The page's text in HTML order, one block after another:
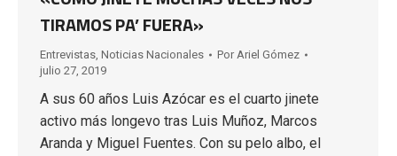
TIRAMOS PA’ FUERA»
Entrevistas, Noticias Nacionales Por Ariel Gómez
julio 27, 2019
A sus 60 años Luis Azócar es el cuarto jinete
activo más longevo tras Luis Muñoz, Marcos
Aranda y Miguel Fuentes. Con su pelo albo, el